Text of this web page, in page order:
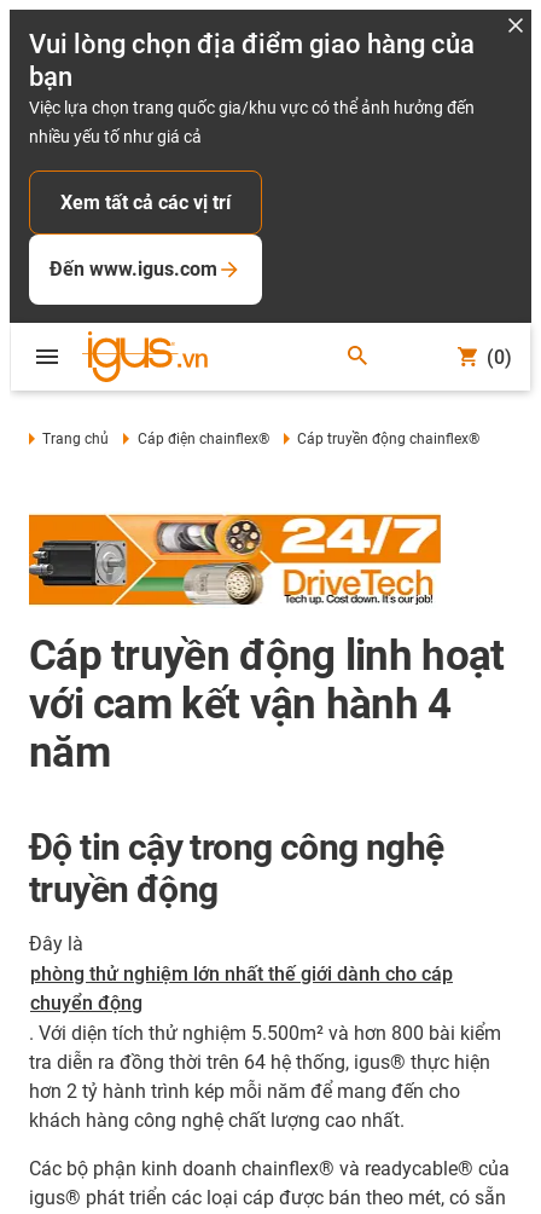
Vui lòng chọn địa điểm giao hàng của
bạn
Việc lựa chọn trang quốc gia/khu vực có thể ảnh hưởng đến
nhiều yếu tố như giá cả
Xem tất cả các vị trí
Đến www.igus.com
(0)
Trang chủ Cáp điện chainflex® Cáp truyền động chainflex®
Cáp truyền động linh hoạt
với cam kết vận hành 4
năm
Độ tin cậy trong công nghệ
truyền động
Đây là
phòng thử nghiệm lớn nhất thế giới dành cho cáp
chuyển động
. Với diện tích thử nghiệm 5.500m² và hơn 800 bài kiểm
tra diễn ra đồng thời trên 64 hệ thống, igus® thực hiện
hơn 2 tỷ hành trình kép mỗi năm để mang đến cho
khách hàng công nghệ chất lượng cao nhất.
Các bộ phận kinh doanh chainflex® và readycable® của
igus® phát triển các loại cáp được bán theo mét, có sẵn